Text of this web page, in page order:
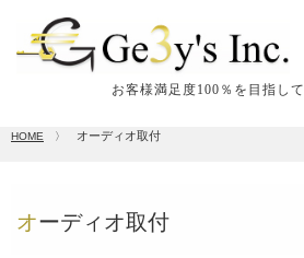
お客様満足度100％を目指して
HOME 〉 オーディオ取付
オーディオ取付